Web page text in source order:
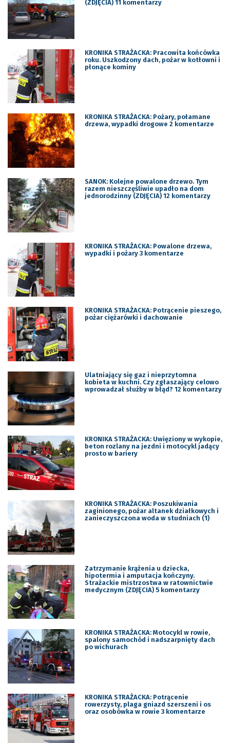
(ZDJĘCIA) 11 komentarzy
KRONIKA STRAŻACKA: Pracowita końcówka
roku. Uszkodzony dach, pożar w kotłowni i
płonące kominy
KRONIKA STRAŻACKA: Pożary, połamane
drzewa, wypadki drogowe 2 komentarze
SANOK: Kolejne powalone drzewo. Tym
razem nieszczęśliwie upadło na dom
jednorodzinny (ZDJĘCIA) 12 komentarzy
KRONIKA STRAŻACKA: Powalone drzewa,
wypadki i pożary 3 komentarze
KRONIKA STRAŻACKA: Potrącenie pieszego,
pożar ciężarówki i dachowanie
Ulatniający się gaz i nieprzytomna
kobieta w kuchni. Czy zgłaszający celowo
wprowadzał służby w błąd? 12 komentarzy
KRONIKA STRAŻACKA: Uwięziony w wykopie,
beton rozlany na jezdni i motocykl jadący
prosto w bariery
KRONIKA STRAŻACKA: Poszukiwania
zaginionego, pożar altanek działkowych i
zanieczyszczona woda w studniach (1)
Zatrzymanie krążenia u dziecka,
hipotermia i amputacja kończyny.
Strażackie mistrzostwa w ratownictwie
medycznym (ZDJĘCIA) 5 komentarzy
KRONIKA STRAŻACKA: Motocykl w rowie,
spalony samochód i nadszarpnięty dach
po wichurach
KRONIKA STRAŻACKA: Potrącenie
rowerzysty, plaga gniazd szerszeni i os
oraz osobówka w rowie 3 komentarze